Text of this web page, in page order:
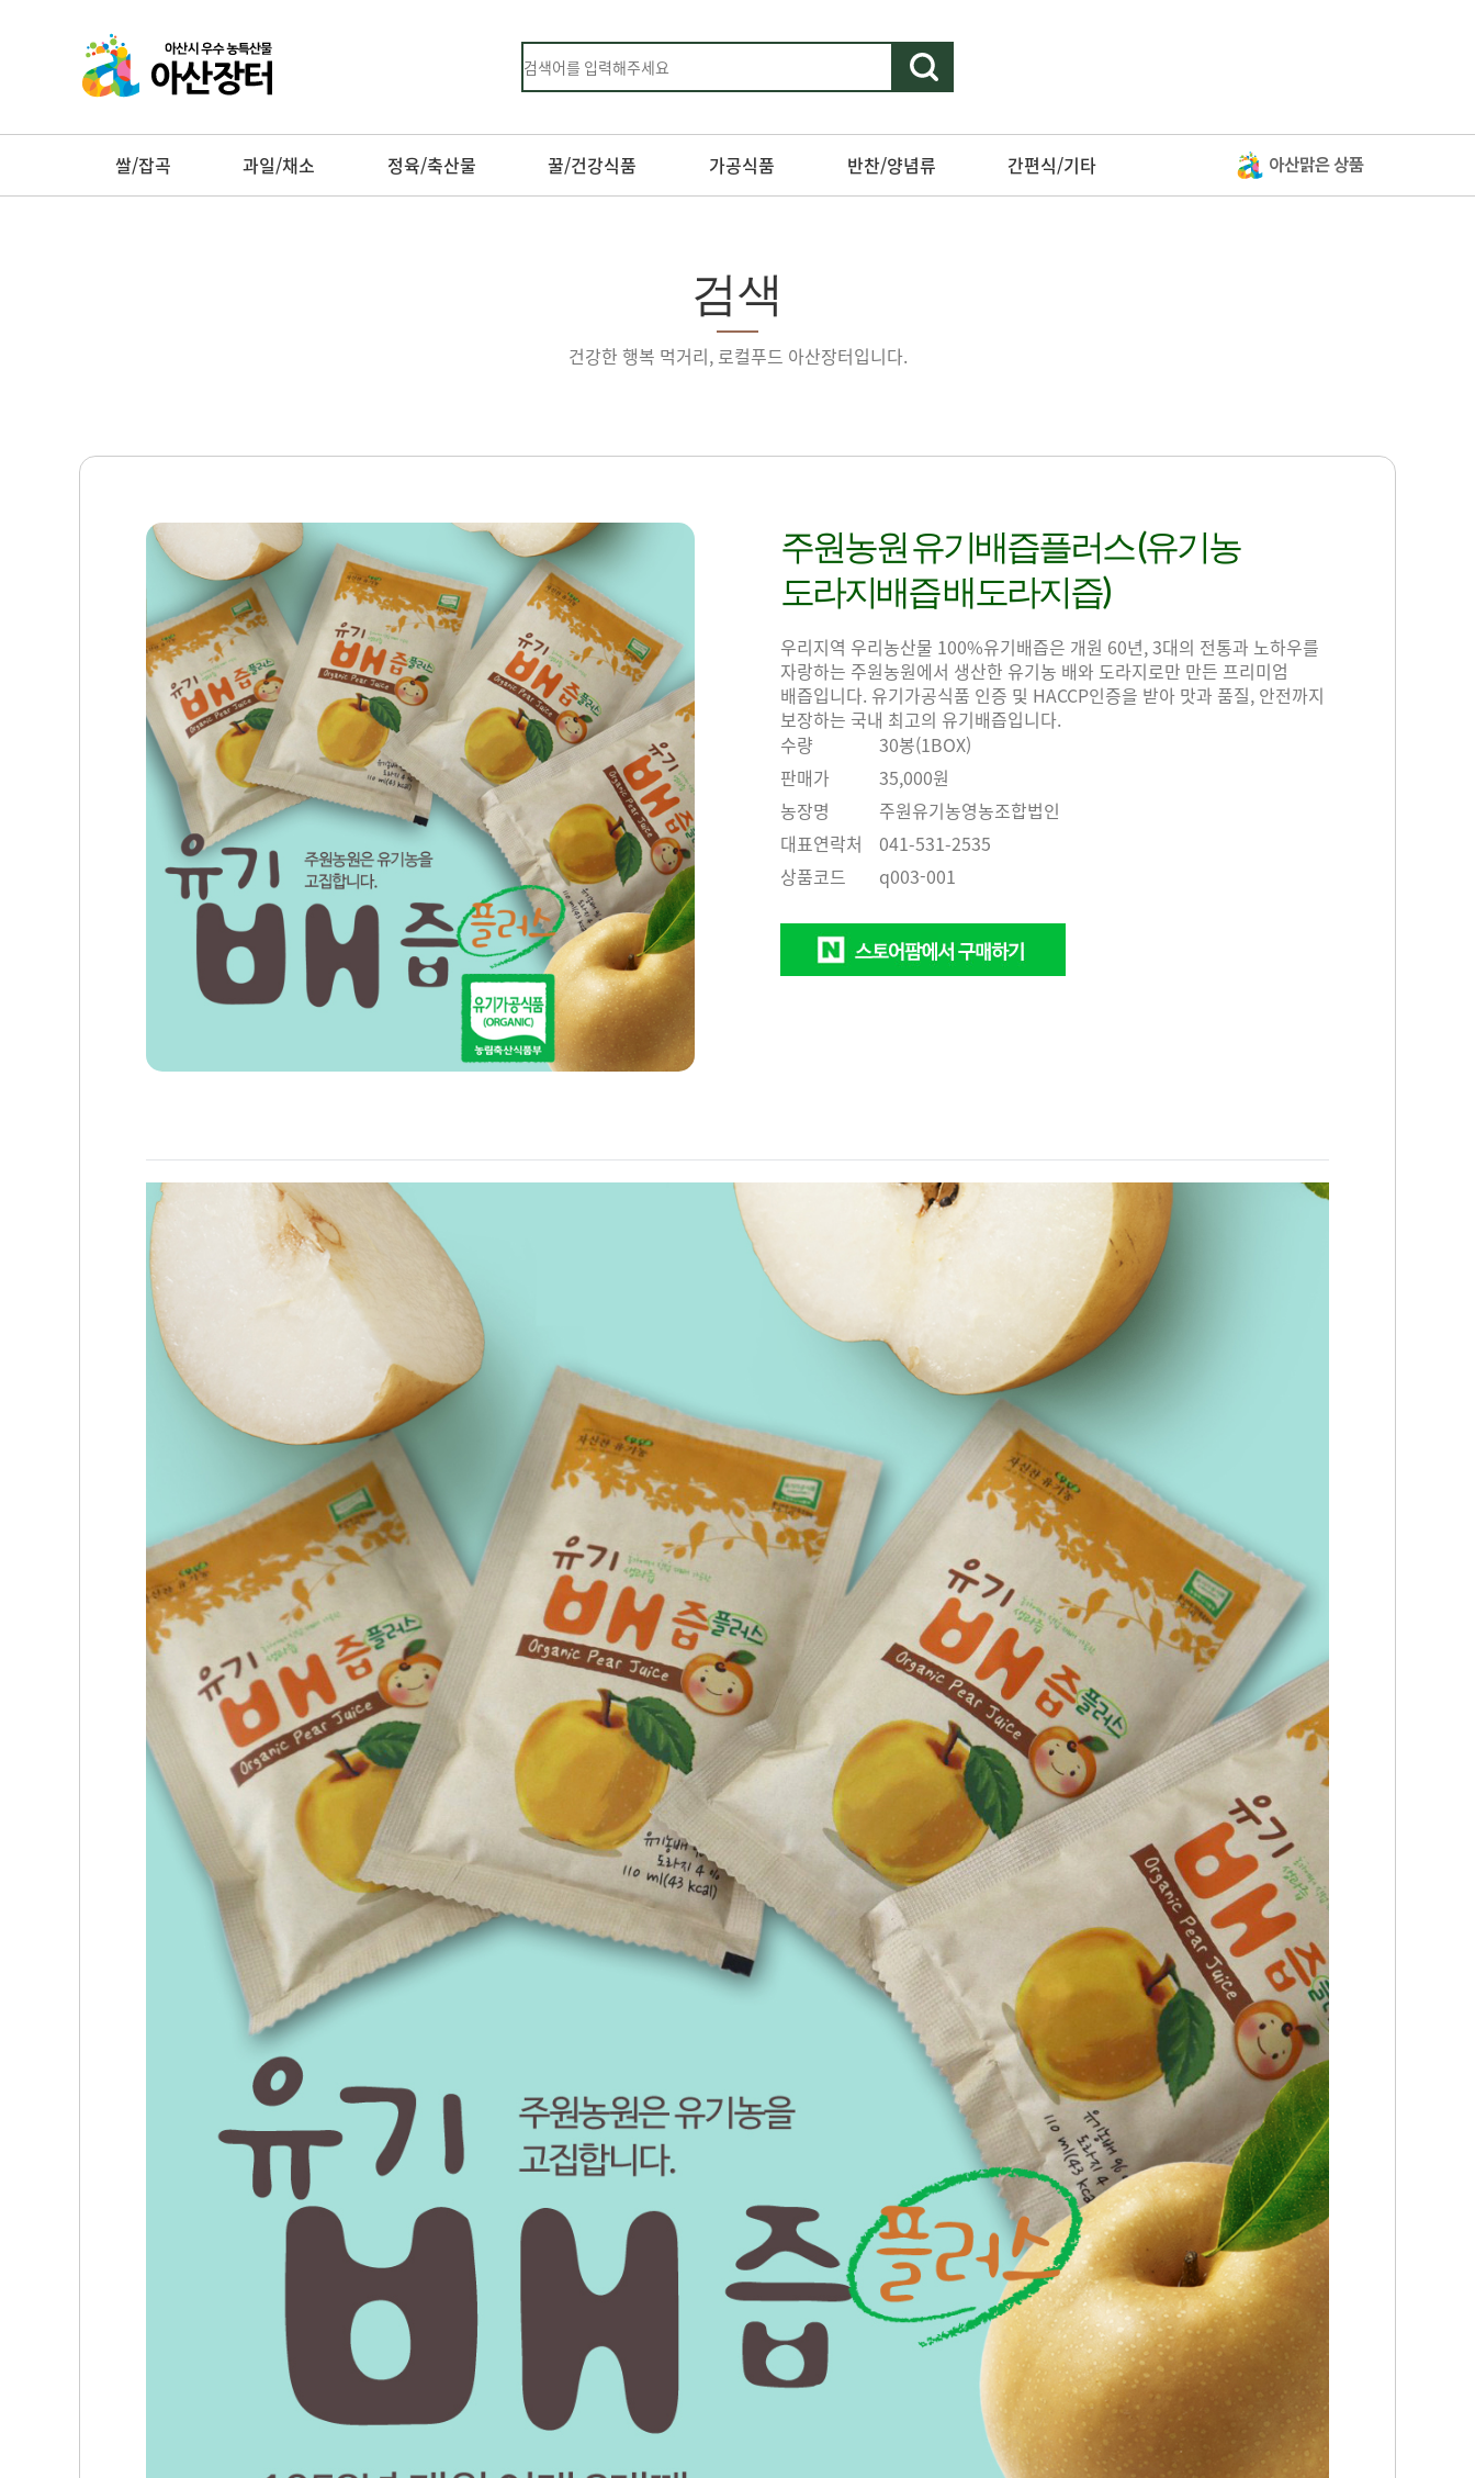
쌀/잡곡 과일/채소 정육/축산물 꿀/건강식품 가공식품 반찬/양념류 간편식/기타
검색
건강한 행복 먹거리, 로컬푸드 아산장터입니다.
주원농원 유기배즙플러스 (유기농
도라지배즙 배도라지즙)
우리지역 우리농산물 100%유기배즙은 개원 60년, 3대의 전통과 노하우를
자랑하는 주원농원에서 생산한 유기농 배와 도라지로만 만든 프리미엄
배즙입니다. 유기가공식품 인증 및 HACCP인증을 받아 맛과 품질, 안전까지
보장하는 국내 최고의 유기배즙입니다.
수량
30봉(1BOX)
판매가
35,000원
농장명
주원유기농영농조합법인
대표연락처
041-531-2535
상품코드
q003-001